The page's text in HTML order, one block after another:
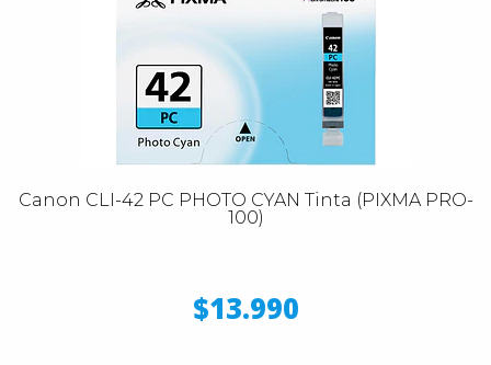
Canon CLI-42 PC PHOTO CYAN Tinta (PIXMA PRO-
100)
$13.990